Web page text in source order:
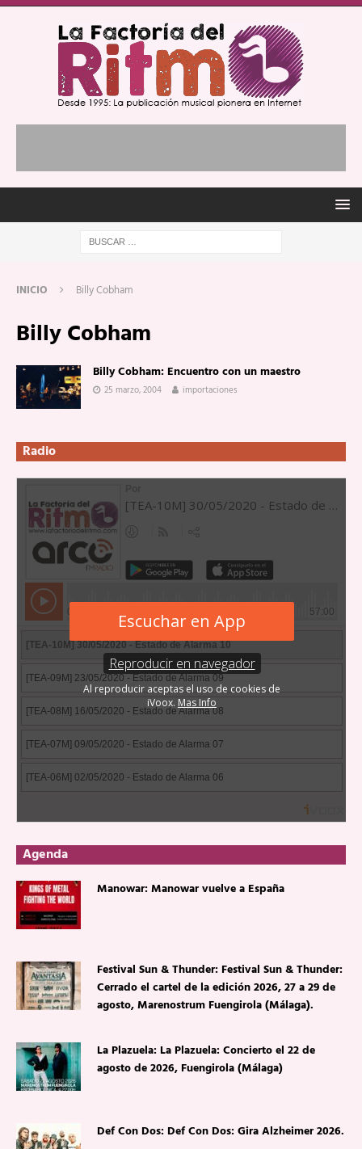
INICIO Billy Cobham
Billy Cobham
Billy Cobham: Encuentro con un maestro
25 marzo, 2004 importaciones
Radio
Agenda
Manowar: Manowar vuelve a España
Festival Sun & Thunder: Festival Sun & Thunder:
Cerrado el cartel de la edición 2026, 27 a 29 de
agosto, Marenostrum Fuengirola (Málaga).
La Plazuela: La Plazuela: Concierto el 22 de
agosto de 2026, Fuengirola (Málaga)
Def Con Dos: Def Con Dos: Gira Alzheimer 2026.